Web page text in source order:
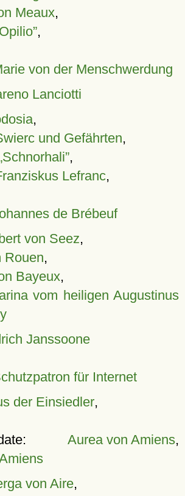
Meaux,
,
von der Menschwerdung
Lanciotti
,
und Gefährten,
,
Lefranc,
de Brébeuf
von Seez,
Rouen,
Bayeux,
vom heiligen Augustinus
Janssoone
für Internet
der Einsiedler,
Aurea von Amiens,
von Aire,